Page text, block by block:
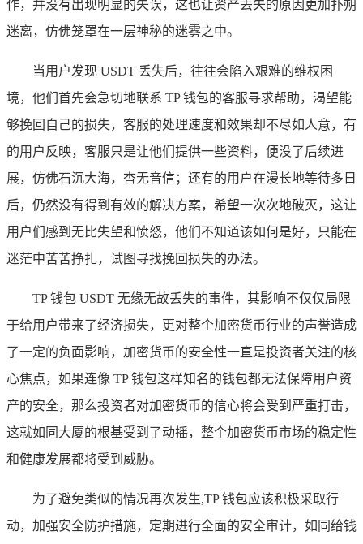
作，并没有出现明显的失误，这也让资产丢失的原因更加扑朔
迷离，仿佛笼罩在一层神秘的迷雾之中。
当用户发现 USDT 丢失后，往往会陷入艰难的维权困
境，他们首先会急切地联系 TP 钱包的客服寻求帮助，渴望能
够挽回自己的损失，客服的处理速度和效果却不尽如人意，有
的用户反映，客服只是让他们提供一些资料，便没了后续进
展，仿佛石沉大海，杳无音信；还有的用户在漫长地等待多日
后，仍然没有得到有效的解决方案，希望一次次地破灭，这让
用户们感到无比失望和愤怒，他们不知道该如何是好，只能在
迷茫中苦苦挣扎，试图寻找挽回损失的办法。
TP 钱包 USDT 无缘无故丢失的事件，其影响不仅仅局限
于给用户带来了经济损失，更对整个加密货币行业的声誉造成
了一定的负面影响，加密货币的安全性一直是投资者关注的核
心焦点，如果连像 TP 钱包这样知名的钱包都无法保障用户资
产的安全，那么投资者对加密货币的信心将会受到严重打击，
这就如同大厦的根基受到了动摇，整个加密货币市场的稳定性
和健康发展都将受到威胁。
为了避免类似的情况再次发生,TP 钱包应该积极采取行
动，加强安全防护措施，定期进行全面的安全审计，如同给钱